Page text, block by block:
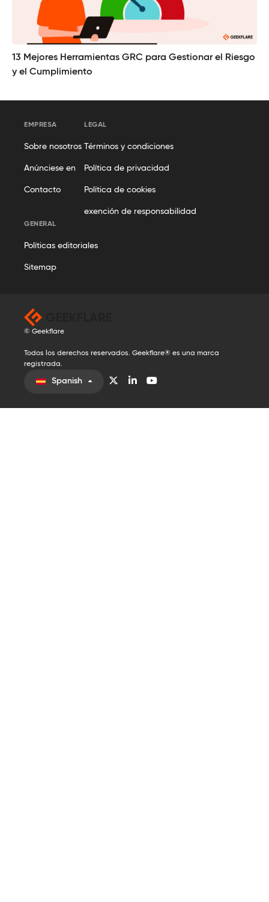
13 Mejores Herramientas GRC para Gestionar el Riesgo
y el Cumplimiento
EMPRESA
Sobre nosotros
Anúnciese en
Contacto
LEGAL
Términos y condiciones
Política de privacidad
Política de cookies
exención de responsabilidad
GENERAL
Políticas editoriales
Sitemap
© Geekflare
Todos los derechos reservados. Geekflare® es una marca
registrada.
Spanish